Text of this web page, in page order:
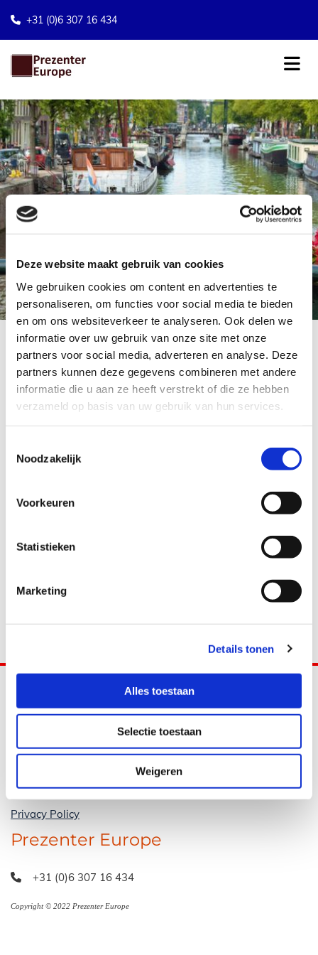
Deze website maakt gebruik van cookies
We gebruiken cookies om content en advertenties te
personaliseren, om functies voor social media te bieden
en om ons websiteverkeer te analyseren. Ook delen we
informatie over uw gebruik van onze site met onze
partners voor social media, adverteren en analyse. Deze
partners kunnen deze gegevens combineren met andere
informatie die u aan ze heeft verstrekt of die ze hebben
verzameld op basis van uw gebruik van hun services.
Noodzakelijk
Voorkeuren
Statistieken
Marketing
Details tonen
Alles toestaan
Selectie toestaan
Weigeren
 +31 (0)6 307 16 434
Individuals
Residence permit for a search year
Verification against EU law
Working Holiday Programme
Terms and Conditions
Privacy Policy
Prezenter Europe
 +31 (0)6 307 16 434
Copyright © 2022 Prezenter Europe